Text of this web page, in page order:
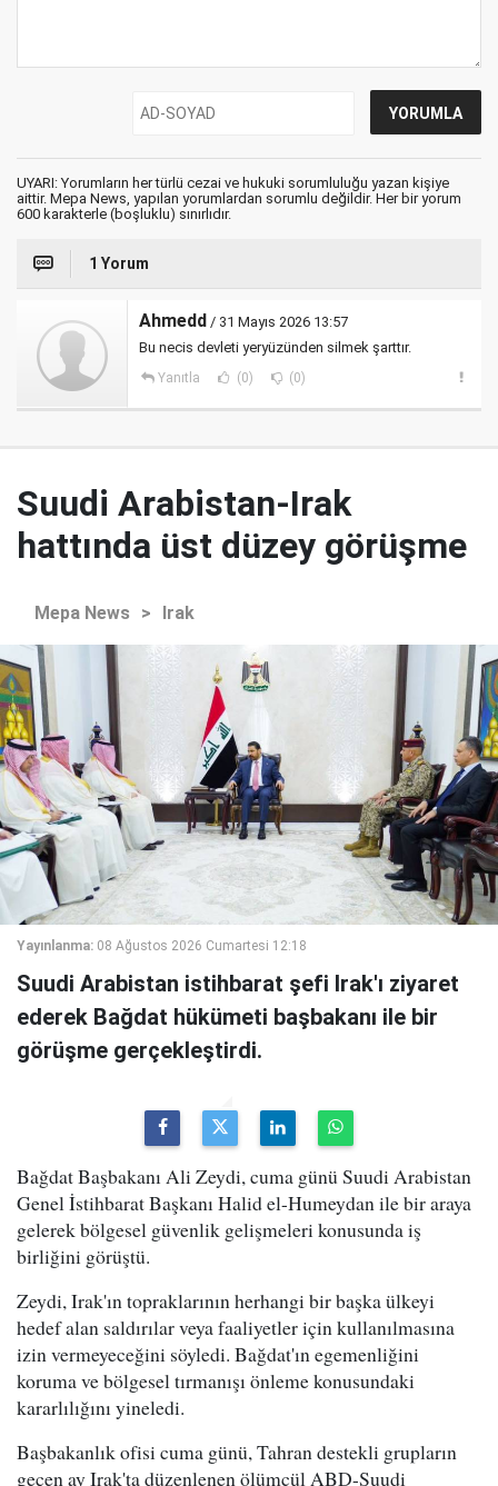
UYARI: Yorumların her türlü cezai ve hukuki sorumluluğu yazan kişiye
aittir. Mepa News, yapılan yorumlardan sorumlu değildir. Her bir yorum
600 karakterle (boşluklu) sınırlıdır.
1 Yorum
Ahmedd / 31 Mayıs 2026 13:57
Bu necis devleti yeryüzünden silmek şarttır.
Yanıtla (0) (0)
Suudi Arabistan-Irak
hattında üst düzey görüşme
Mepa News > Irak
Yayınlanma: 08 Ağustos 2026 Cumartesi 12:18
Suudi Arabistan istihbarat şefi Irak'ı ziyaret
ederek Bağdat hükümeti başbakanı ile bir
görüşme gerçekleştirdi.
Bağdat Başbakanı Ali Zeydi, cuma günü Suudi Arabistan
Genel İstihbarat Başkanı Halid el-Humeydan ile bir araya
gelerek bölgesel güvenlik gelişmeleri konusunda iş
birliğini görüştü.
Zeydi, Irak'ın topraklarının herhangi bir başka ülkeyi
hedef alan saldırılar veya faaliyetler için kullanılmasına
izin vermeyeceğini söyledi. Bağdat'ın egemenliğini
koruma ve bölgesel tırmanışı önleme konusundaki
kararlılığını yineledi.
Başbakanlık ofisi cuma günü, Tahran destekli grupların
geçen ay Irak'ta düzenlenen ölümcül ABD-Suudi